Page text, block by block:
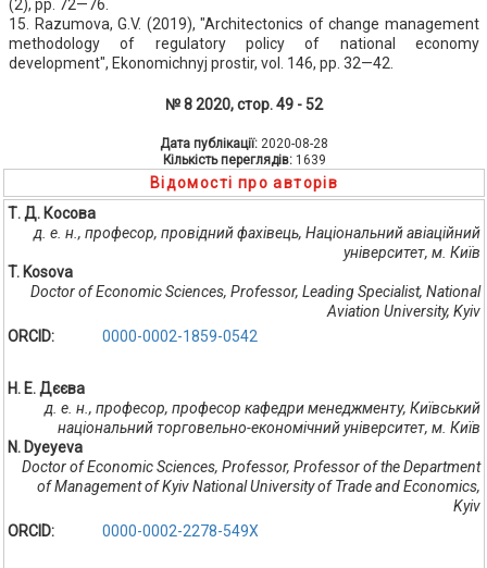
(2), pp. 72—76.
15. Razumova, G.V. (2019), "Architectonics of change management
methodology of regulatory policy of national economy
development", Ekonomichnyj prostir, vol. 146, pp. 32—42.
№ 8 2020, стор. 49 - 52
Дата публікації: 2020-08-28
Кількість переглядів: 1639
Відомості про авторів
Т. Д. Косова
д. е. н., професор, провідний фахівець, Національний авіаційний
університет, м. Київ
T. Kosova
Doctor of Economic Sciences, Professor, Leading Specialist, National
Aviation University, Kyiv
ORCID:
0000-0002-1859-0542
Н. Е. Дєєва
д. е. н., професор, професор кафедри менеджменту, Київський
національний торговельно-економічний університет, м. Київ
N. Dyeyeva
Doctor of Economic Sciences, Professor, Professor of the Department
of Management of Kyiv National University of Trade and Economics,
Kyiv
ORCID:
0000-0002-2278-549X